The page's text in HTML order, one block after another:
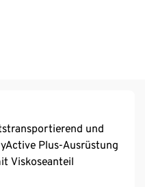
und
Plus-Ausrüstung
Viskoseanteil